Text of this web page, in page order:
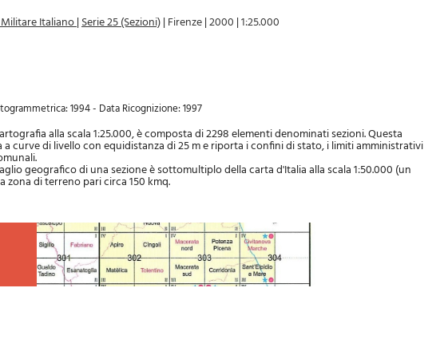
Italiano|Serie 25 (Sezioni)| Firenze|2000 |1:25.000
1994 - Data Ricognizione: 1997
alla scala 1:25.000, è composta di 2298 elementi denominati sezioni. Questa
curve di livello con equidistanza di 25 m e riporta i confini di stato, i limiti amministrativi
geografico di una sezione è sottomultiplo della carta d'Italia alla scala 1:50.000 (un
zona di terreno pari circa 150 kmq.